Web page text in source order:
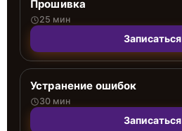
Прошивка
25 мин
Записаться
Устранение ошибок
30 мин
Записаться